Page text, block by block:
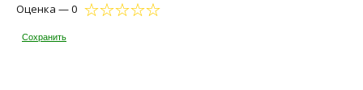
Оценка — 0
Сохранить